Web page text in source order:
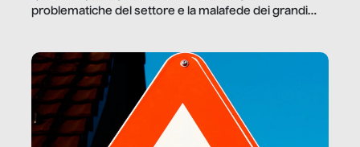
problematiche del settore e la malafede dei grandi